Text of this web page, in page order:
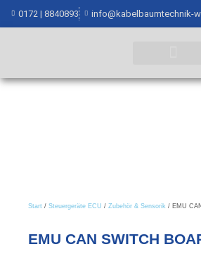
0172 | 8840893 info@kabelbaumtechnik-
Start / Steuergeräte ECU / Zubehör & Sensorik / EMU
EMU CAN SWITCH